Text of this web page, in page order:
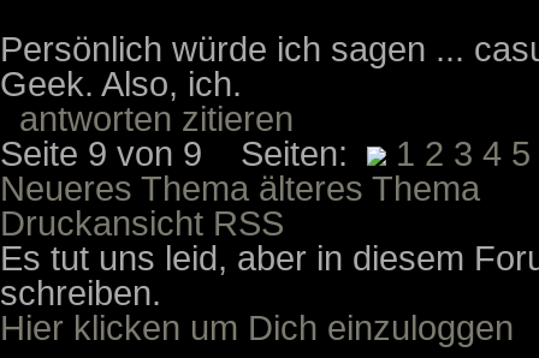
Persönlich würde ich sagen ...
Geek. Also, ich.
antworten zitieren
Seite 9 von 9 Seiten:
1 2 3 4 5
Neueres Thema älteres Thema
Druckansicht RSS
Es tut uns leid, aber in diesem
schreiben.
Hier klicken um Dich einzuloggen